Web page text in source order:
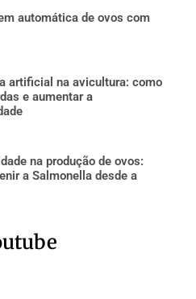
automática de ovos com
artificial na avicultura: como
e aumentar a
na produção de ovos:
a Salmonella desde a